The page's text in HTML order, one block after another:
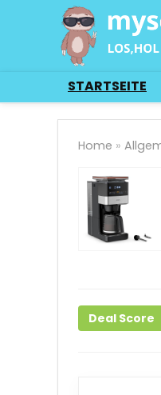
STARTSEITE
Home »
Deal Score